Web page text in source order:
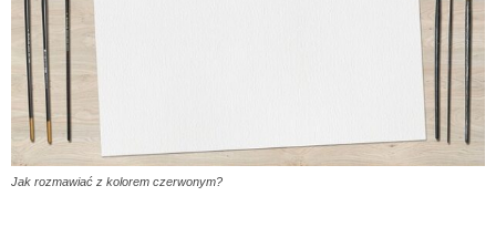
Jak rozmawiać z kolorem czerwonym?